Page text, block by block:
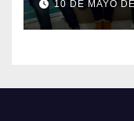
10 DE MAYO